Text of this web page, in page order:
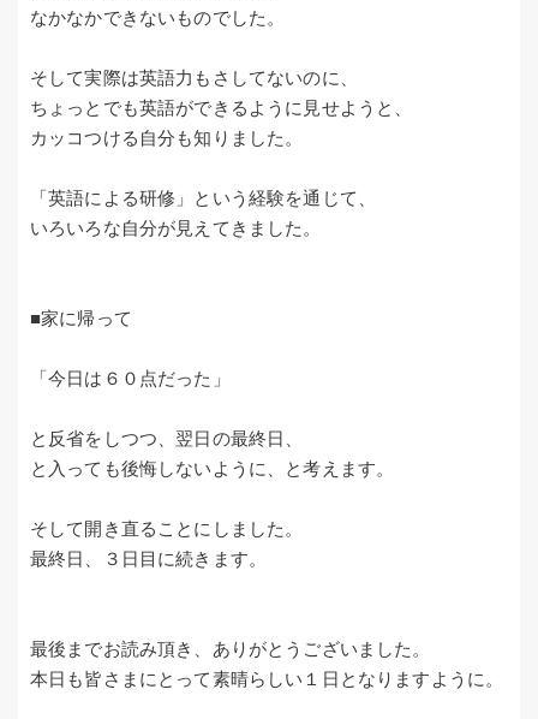
なかなかできないものでした。
そして実際は英語力もさしてないのに、
ちょっとでも英語ができるように見せようと、
カッコつける自分も知りました。
「英語による研修」という経験を通じて、
いろいろな自分が見えてきました。
■家に帰って
「今日は６０点だった」
と反省をしつつ、翌日の最終日、
と入っても後悔しないように、と考えます。
そして開き直ることにしました。
最終日、３日目に続きます。
最後までお読み頂き、ありがとうございました。
本日も皆さまにとって素晴らしい１日となりますように。